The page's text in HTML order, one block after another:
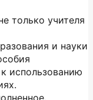
только учителя
и науки
использованию